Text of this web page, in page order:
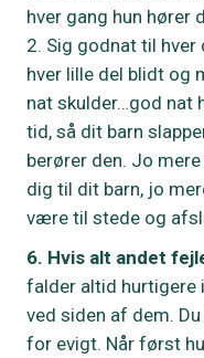
hver gang hun hører
Sig godnat til hver
hver lille del blidt og
nat skulder…god nat
tid, så dit barn
berører den. Jo
dig til dit barn, jo
være til stede og
6. Hvis alt andet
falder altid hurtigere
ved siden af dem.
for evigt. Når først